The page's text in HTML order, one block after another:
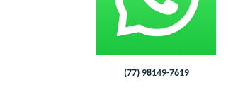
(77) 98149-7619